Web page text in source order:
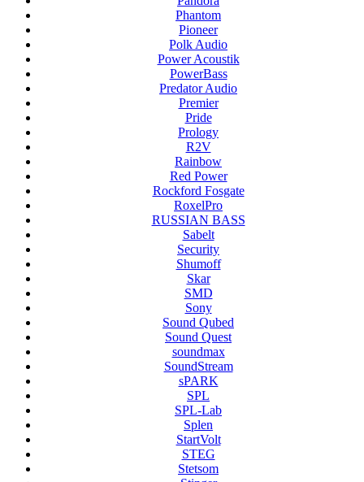
Phantom
Pioneer
Polk Audio
Power Acoustik
PowerBass
Predator Audio
Premier
Pride
Prology
R2V
Rainbow
Red Power
Rockford Fosgate
RoxelPro
RUSSIAN BASS
Sabelt
Security
Shumoff
Skar
SMD
Sony
Sound Qubed
Sound Quest
soundmax
SoundStream
sPARK
SPL
SPL-Lab
Splen
StartVolt
STEG
Stetsom